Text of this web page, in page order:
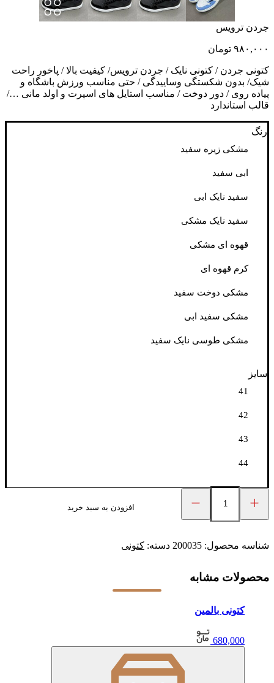
جردن ترویس
۹۸۰,۰۰۰ تومان
کتونی جردن / کتونی نایک / جردن ترویس/ کیفیت بالا / پاخور راحت
شیک/ بدون شکستگی و‌ساییدگی / حتی مناسب ورزش باشگاه و
پیاده روی / دور دوخت / مناسب استایل های اسپرت و اولد مانی …/
قالب استاندارد
رنگ
مشکی زیره سفید
ابی سفید
سفید نایک ابی
سفید نایک مشکی
قهوه ای مشکی
کرم قهوه ای
مشکی دوخت سفید
مشکی سفید ابی
مشکی طوسی نایک سفید
سایز
41
42
43
44
جردن
ترویس
افزودن به سبد خرید
شناسه محصول: 200035 دسته: کتونی
محصولات مشابه
کتونی بالمین
680,000